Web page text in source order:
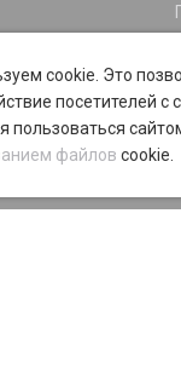
cookie. Это
посетителей с
пользоваться
файлов cookie.